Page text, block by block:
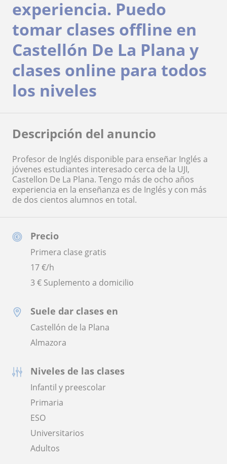
Precio
Primera clase gratis
17€/h
3 € Suplemento a domicilio
Suele dar clases en
Castellón de la Plana
Almazora
Niveles de las clases
Infantil y preescolar
Primaria
ESO
Universitarios
Adultos
experiencia. Puedo
tomar clases offline en
Castellón De La Plana y
clases online para todos
los niveles
Descripción del anuncio
Profesor de Inglés disponible para enseñar Inglés a
jóvenes estudiantes interesado cerca de la UJI,
Castellon De La Plana. Tengo más de ocho años
experiencia en la enseñanza es de Inglés y con más
de dos cientos alumnos en total.